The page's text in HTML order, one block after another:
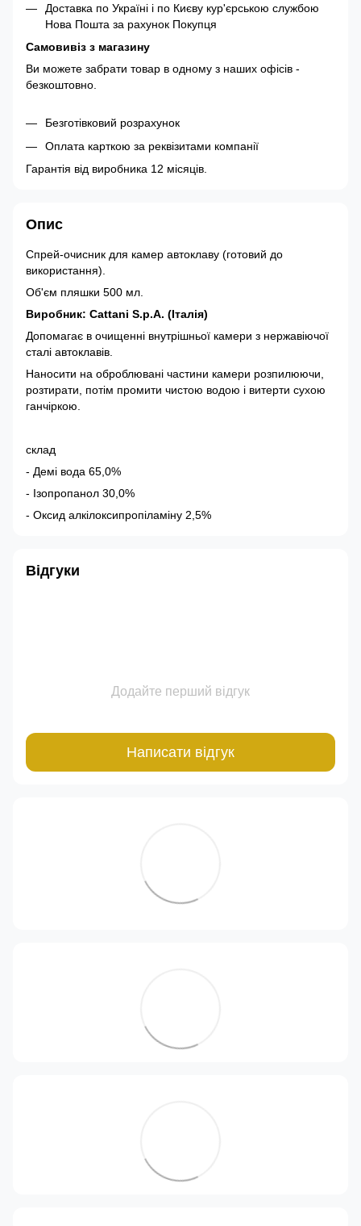
Доставка по Україні і по Києву кур'єрською службою
Нова Пошта за рахунок Покупця
Самовивіз з магазину
Ви можете забрати товар в одному з наших офісів -
безкоштовно.
Безготівковий розрахунок
Оплата карткою за реквізитами компанії
Гарантія від виробника 12 місяців.
Опис
Спрей-очисник для камер автоклаву (готовий до
використання).
Об'єм пляшки 500 мл.
Виробник: Cattani S.p.A. (Італія)
Допомагає в очищенні внутрішньої камери з нержавіючої
сталі автоклавів.
Наносити на оброблювані частини камери розпилюючи,
розтирати, потім промити чистою водою і витерти сухою
ганчіркою.
склад
- Демі вода 65,0%
- Ізопропанол 30,0%
- Оксид алкілоксипропіламіну 2,5%
Відгуки
Додайте перший відгук
Написати відгук